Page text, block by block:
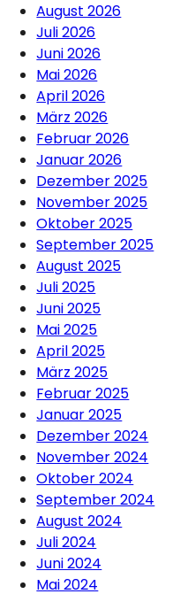
August 2026
Juli 2026
Juni 2026
Mai 2026
April 2026
März 2026
Februar 2026
Januar 2026
Dezember 2025
November 2025
Oktober 2025
September 2025
August 2025
Juli 2025
Juni 2025
Mai 2025
April 2025
März 2025
Februar 2025
Januar 2025
Dezember 2024
November 2024
Oktober 2024
September 2024
August 2024
Juli 2024
Juni 2024
Mai 2024